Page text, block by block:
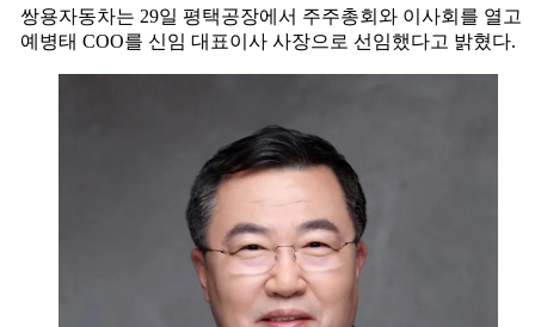
용
차,
쌍용자동차는 29일 평택공장에서 주주총회와 이사회를 열고
예병태 COO를 신임 대표이사 사장으로 선임했다고 밝혔다.